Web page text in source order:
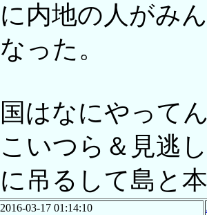
に内地の人がみ
なった。
国はなにやって
こいつら＆見逃
に吊るして島と
2016-03-17 01:14:10